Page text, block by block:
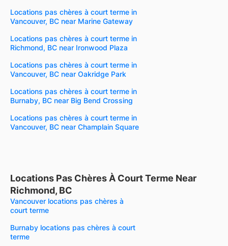
Locations pas chères à court terme in
Vancouver, BC near Marine Gateway
Locations pas chères à court terme in
Richmond, BC near Ironwood Plaza
Locations pas chères à court terme in
Vancouver, BC near Oakridge Park
Locations pas chères à court terme in
Burnaby, BC near Big Bend Crossing
Locations pas chères à court terme in
Vancouver, BC near Champlain Square
Locations Pas Chères À Court Terme Near
Richmond, BC
Vancouver locations pas chères à
court terme
Burnaby locations pas chères à court
terme